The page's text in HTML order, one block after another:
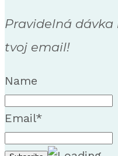
Pravidelná
tvoj email!
Name
Email*